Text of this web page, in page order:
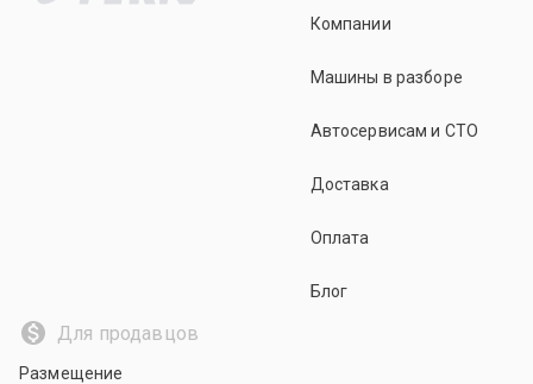
Компании
Машины в разборе
Автосервисам и СТО
Доставка
Оплата
Блог
Для продавцов
Размещение